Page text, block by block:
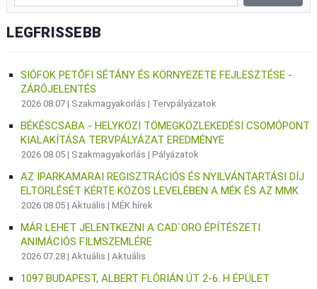
LEGFRISSEBB
SIÓFOK PETŐFI SÉTÁNY ÉS KÖRNYEZETE FEJLESZTÉSE -
ZÁRÓJELENTÉS
2026.08.07 | Szakmagyakorlás | Tervpályázatok
BÉKÉSCSABA - HELYKÖZI TÖMEGKÖZLEKEDÉSI CSOMÓPONT
KIALAKÍTÁSA TERVPÁLYÁZAT EREDMÉNYE
2026.08.05 | Szakmagyakorlás |Pályázatok
AZ IPARKAMARAI REGISZTRÁCIÓS ÉS NYILVÁNTARTÁSI DÍJ
ELTÖRLÉSÉT KÉRTE KÖZÖS LEVELÉBEN A MÉK ÉS AZ MMK
2026.08.05 |Aktuális |MÉK hírek
MÁR LEHET JELENTKEZNI A CAD`ORO ÉPÍTÉSZETI
ANIMÁCIÓS FILMSZEMLÉRE
2026.07.28 |Aktuális |Aktuális
1097 BUDAPEST, ALBERT FLÓRIÁN ÚT 2-6. H ÉPÜLET